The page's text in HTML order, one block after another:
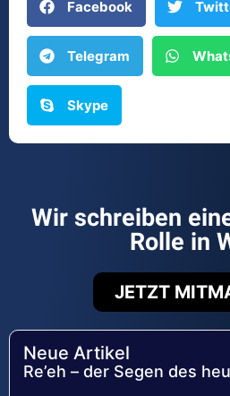
Facebook
Telegram
Skype
Wir schreiben
Rolle in
JETZT
Neue Artikel
Re’eh – der Segen des